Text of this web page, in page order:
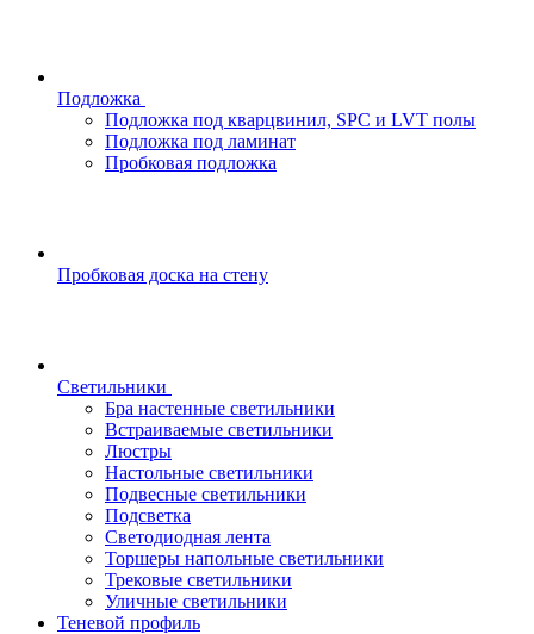
Подложка
Подложка под кварцвинил, SPC и LVT полы
Подложка под ламинат
Пробковая подложка
Пробковая доска на стену
Светильники
Бра настенные светильники
Встраиваемые светильники
Люстры
Настольные светильники
Подвесные светильники
Подсветка
Светодиодная лента
Торшеры напольные светильники
Трековые светильники
Уличные светильники
Теневой профиль